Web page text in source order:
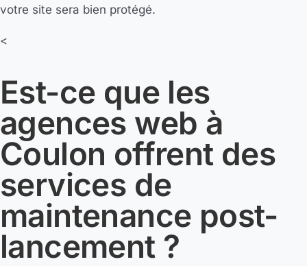
votre site sera bien protégé.
<
Est-ce que les
agences web à
Coulon offrent des
services de
maintenance post-
lancement ?